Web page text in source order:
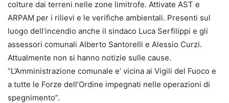
colture dai terreni nelle zone limitrofe. Attivate AST e
ARPAM per i rilievi e le verifiche ambientali. Presenti sul
luogo dell’incendio anche il sindaco Luca Serfilippi e gli
assessori comunali Alberto Santorelli e Alessio Curzi.
Attualmente non si hanno notizie sulle cause.
“L’Amministrazione comunale e’ vicina ai Vigili del Fuoco e
a tutte le Forze dell’Ordine impegnati nelle operazioni di
spegnimento”.